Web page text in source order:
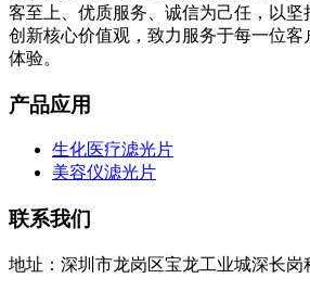
客至上、优质服务、诚信为己任，以坚
创新核心价值观，致力服务于每一位客
体验。
产品应用
生化医疗滤光片
美容仪滤光片
联系我们
地址：深圳市龙岗区宝龙工业城深长岗